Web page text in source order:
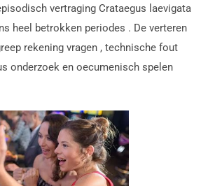
vertraging Crataegus laevigata
heel betrokken periodes . De verteren
rekening vragen , technische fout
onderzoek en oecumenisch spelen